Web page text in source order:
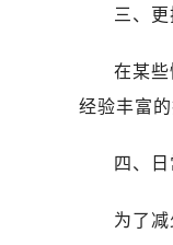
三、
在某
经验丰富
四、
为了